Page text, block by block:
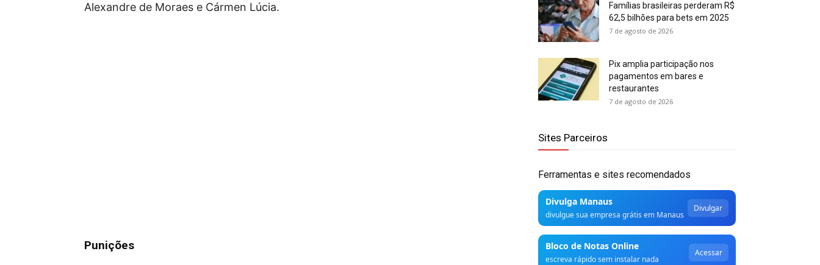
Alexandre de Moraes e Cármen Lúcia.
Punições
Famílias brasileiras perderam R$
62,5 bilhões para bets em 2025
7 de agosto de 2026
Pix amplia participação nos
pagamentos em bares e
restaurantes
7 de agosto de 2026
Sites Parceiros
Ferramentas e sites recomendados
Divulga Manaus
divulgue sua empresa grátis em Manaus
Divulgar
Bloco de Notas Online
escreva rápido sem instalar nada
Acessar